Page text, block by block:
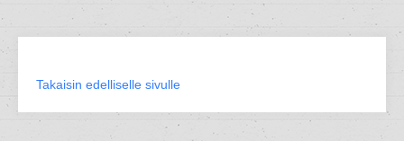
Takaisin edelliselle sivulle